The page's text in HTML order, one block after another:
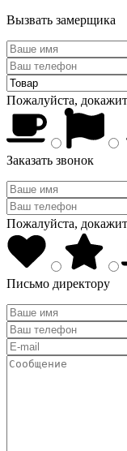
Вызвать замерщика
Пожалуйста,
Заказать звонок
Пожалуйста,
Письмо директору